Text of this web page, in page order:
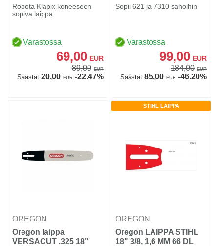
Robota Klapix koneeseen
sopiva laippa
Varastossa
69,00 EUR
89,00 EUR
Säästät20,00 EUR -22.47%
Sopii 621 ja 7310 sahoihin
Varastossa
99,00 EUR
184,00 EUR
Säästät85,00 EUR -46.20%
OREGON
Oregon laippa
VERSACUT .325 18"
STIHL LAIPPA
OREGON
Oregon LAIPPA STIHL
18" 3/8, 1,6 MM 66 DL